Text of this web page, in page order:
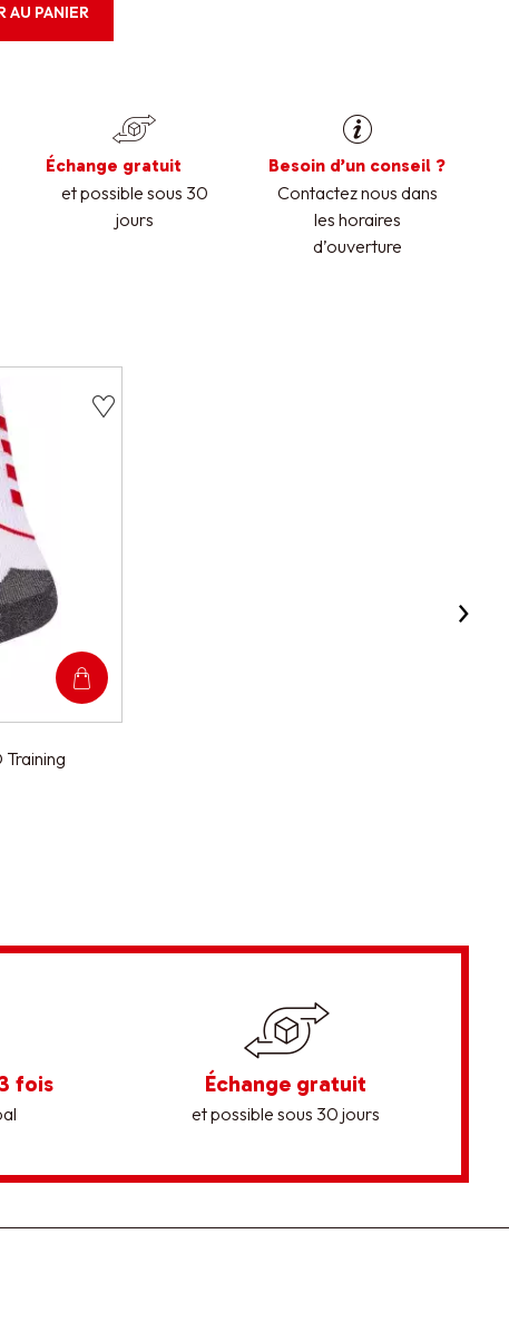
AU PANIER
Échange gratuit
et possible sous 30
jours
Besoin d’un conseil ?
Contactez nous dans
les horaires
d’ouverture
Training
fois Échange gratuit
et possible sous 30 jours